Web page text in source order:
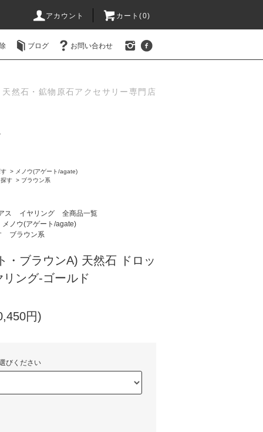
アカウント カート(0)
ブログ お問い合わせ
天然石・鉱物原石アクセサリー専門店
> メノウ(アゲート/agate)
す > ブラウン系
ス イヤリング
全商品一覧
メノウ(アゲート/agate)
ブラウン系
・ブラウンA) 天然石 ドロッ
ング-ゴールド
円)
びください